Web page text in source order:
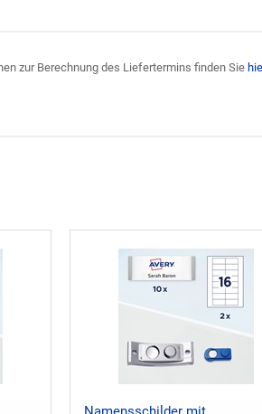
zur Berechnung des Liefertermins finden Sie